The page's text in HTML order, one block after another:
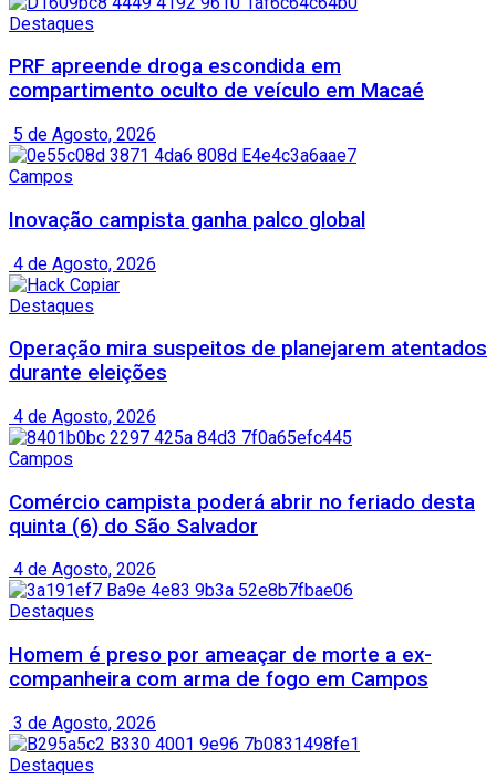
Destaques
PRF apreende droga escondida em
compartimento oculto de veículo em Macaé
5 de Agosto, 2026
Campos
Inovação campista ganha palco global
4 de Agosto, 2026
Destaques
Operação mira suspeitos de planejarem atentados
durante eleições
4 de Agosto, 2026
Campos
Comércio campista poderá abrir no feriado desta
quinta (6) do São Salvador
4 de Agosto, 2026
Destaques
Homem é preso por ameaçar de morte a ex-
companheira com arma de fogo em Campos
3 de Agosto, 2026
Destaques